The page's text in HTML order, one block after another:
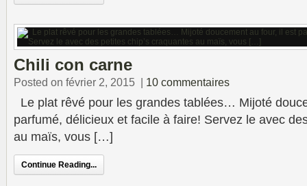
Chili con carne
Posted on février 2, 2015 | 10 commentaires
Le plat rêvé pour les grandes tablées… Mijoté
parfumé, délicieux et facile à faire! Servez le avec
au maïs, vous […]
Continue Reading...